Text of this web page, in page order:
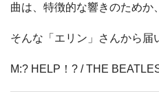
曲は、特徴的な響きのためか
そんな「エリン」さんから届
M:? HELP！? / THE